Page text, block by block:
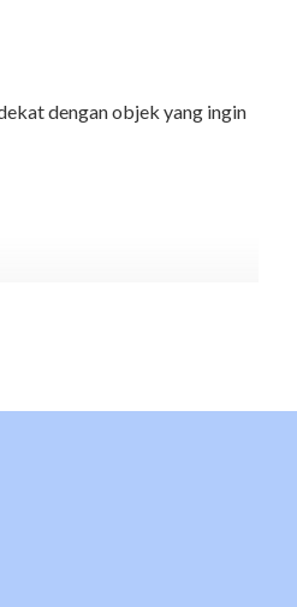
dengan objek yang ingin
Email